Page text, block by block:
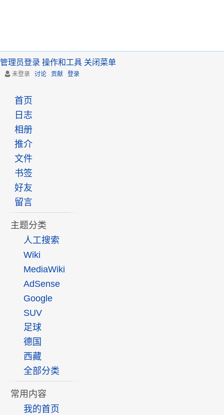
管理员登录 操作和工具 关闭菜单
未登录 讨论 贡献 登录
首页
日志
相册
推介
文件
书签
好友
留言
主题分类
人工搜索
Wiki
MediaWiki
AdSense
Google
SUV
足球
德国
西藏
全部分类
常用内容
我的首页